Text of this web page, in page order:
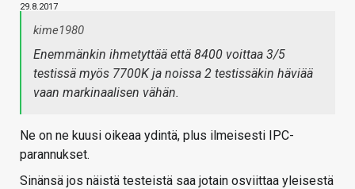
29.8.2017
kime1980
Enemmänkin ihmetyttää että 8400 voittaa 3/5
testissä myös 7700K ja noissa 2 testissäkin häviää
vaan markinaalisen vähän.
Ne on ne kuusi oikeaa ydintä, plus ilmeisesti IPC-
parannukset.
Sinänsä jos näistä testeistä saa jotain osviittaa yleisestä